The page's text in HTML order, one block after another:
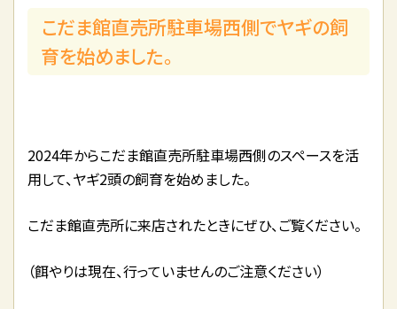
こだま館直売所駐車場西側でヤギの飼
育を始めました。
2024年からこだま館直売所駐車場西側のスペースを活
用して、ヤギ2頭の飼育を始めました。
こだま館直売所に来店されたときにぜひ、ご覧ください。
（餌やりは現在、行っていませんのご注意ください）